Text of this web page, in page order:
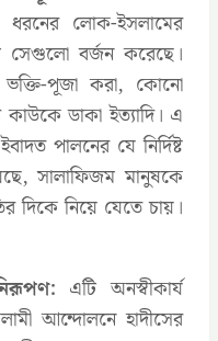
ধরনের লোক-ইসলামের
সেগুলো বর্জন করেছে।
পূজা করা, কোনো
ডাকা ইত্যাদি। এ
পালনের যে নির্দিষ্ট
সালাফিজম মানুষকে
নিয়ে যেতে চায়।
এটি অনস্বীকার্য
আন্দোলনে হাদীসের